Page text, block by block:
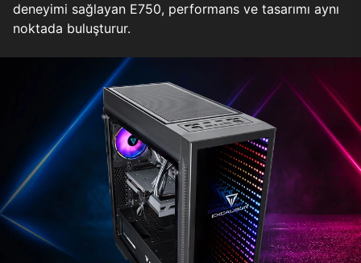
deneyimi sağlayan E750, performans ve tasarımı aynı
noktada buluşturur.